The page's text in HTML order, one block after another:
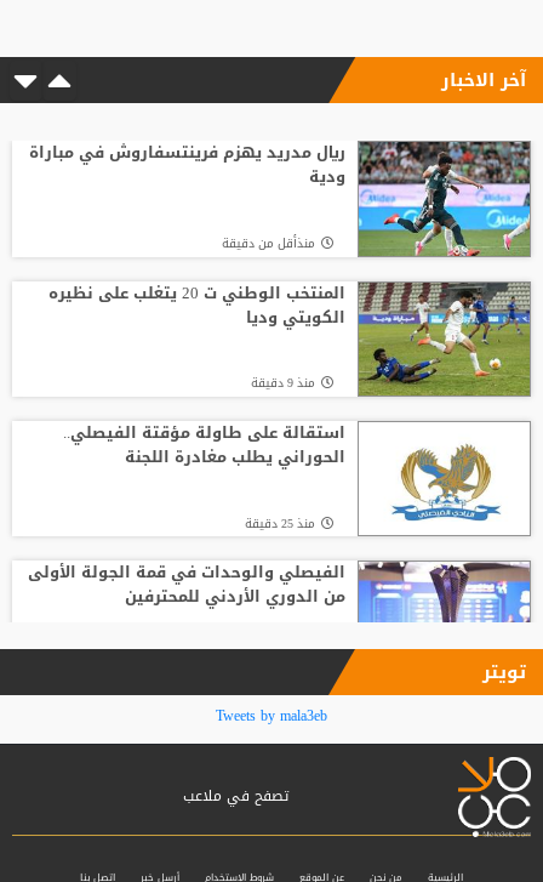
على أزمة ألفاريز
الاتحاد يواصل صدارة الدوري النسوي تحت 14
لوكا زيدان يودع غرناطة ويوقع لناد إسباني
جديد
آخر الاخبار
ريال مدريد يهزم فرينتسفاروش في مباراة
ودية
منذأقل من دقيقة
المنتخب الوطني ت 20 يتغلب على نظيره
الكويتي وديا
منذ 9 دقيقة
استقالة على طاولة مؤقتة الفيصلي..
الحوراني يطلب مغادرة اللجنة
منذ 25 دقيقة
الفيصلي والوحدات في قمة الجولة الأولى
من الدوري الأردني للمحترفين
ليفربول يحسم صفقة أراخو لاعب برشلونة
تويتر
Tweets by mala3eb
تصفح في ملاعب
الرئيسية من نحن عن الموقع شروط الإستخدام أرسل خبر اتصل بنا